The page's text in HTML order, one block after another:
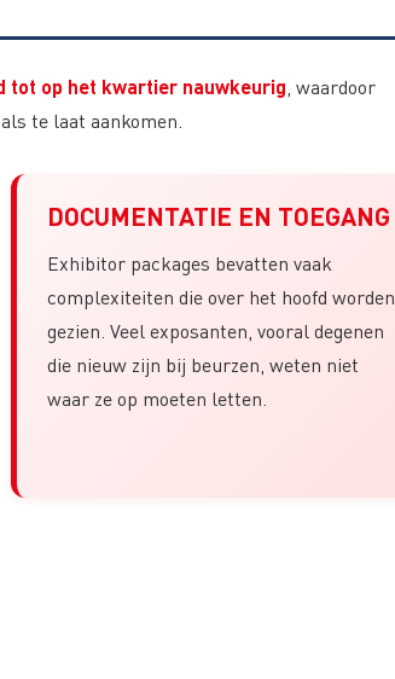
tot op het kwartier nauwkeurig, waardoor
te laat aankomen.
DOCUMENTATIE EN TOEGANG
Exhibitor packages bevatten vaak
complexiteiten die over het hoofd worden
gezien. Veel exposanten, vooral degenen
die nieuw zijn bij beurzen, weten niet
waar ze op moeten letten.